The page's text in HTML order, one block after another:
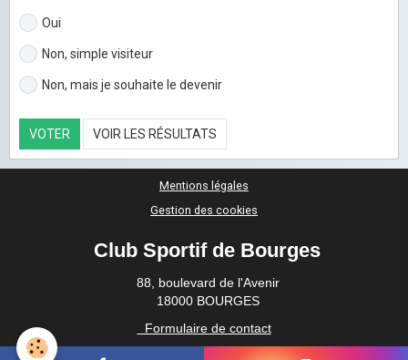
Oui
Non, simple visiteur
Non, mais je souhaite le devenir
VOTER VOIR LES RÉSULTATS
Mentions légales
Gestion des cookies
Club Sportif de Bourges
88, boulevard de l'Avenir
18000 BOURGES
Formulaire de contact